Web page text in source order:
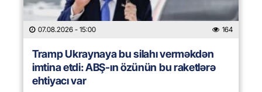
07.08.2026 - 15:00 164
Tramp Ukraynaya bu silahı verməkdən
imtina etdi: ABŞ-ın özünün bu raketlərə
ehtiyacı var